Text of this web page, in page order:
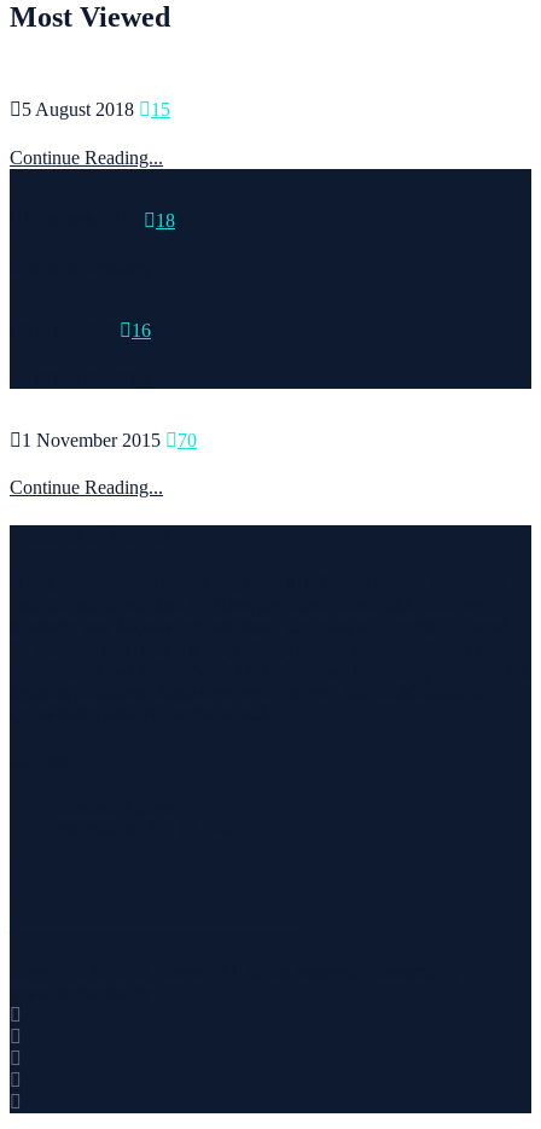
Most Viewed
5 August 2018 15
Continue Reading...
18
16
1 November 2015 70
Continue Reading...